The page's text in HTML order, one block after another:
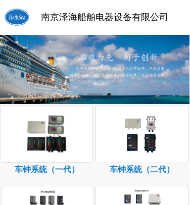
南京泽海船舶电器设备有限公司
车钟系统（二代）
车钟系统（一代）